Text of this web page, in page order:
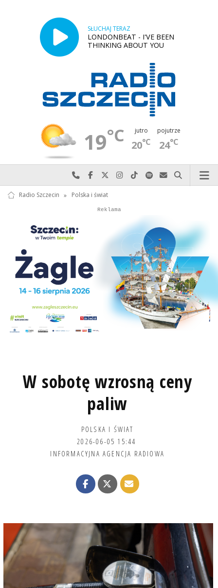
SŁUCHAJ TERAZ
LONDONBEAT - I'VE BEEN
THINKING ABOUT YOU
19°C jutro
20°C
pojutrze
24°C
Najlepiej po prostu do nas zadzwoń
Odwiedź nas na Facebook-u
Odwiedź nas na X
Odwiedź nas na Instagram-ie
Odwiedź nas na TikTok-u
Szukaj nas na Spotify
Wyślij do nas
Szukaj
Radio Szczecin » Polska i świat
Autopromocja
Reklama
W sobotę wzrosną ceny
paliw
POLSKA I ŚWIAT
2026-06-05 15:44
INFORMACYJNA AGENCJA RADIOWA